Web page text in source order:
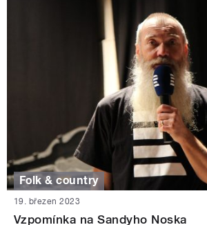
Folk & country
19. březen 2023
Vzpomínka na Sandyho Noska